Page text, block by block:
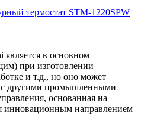
термостат STM-1220SPW
является в основном
при изготовлении
и т.д., но оно может
с другими промышленными
основанная на
инновационным направлением